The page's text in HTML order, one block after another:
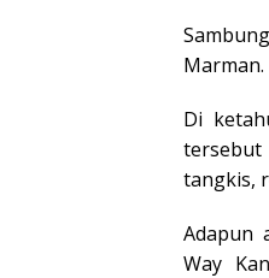
Di
tangkis,
Adapun
Way